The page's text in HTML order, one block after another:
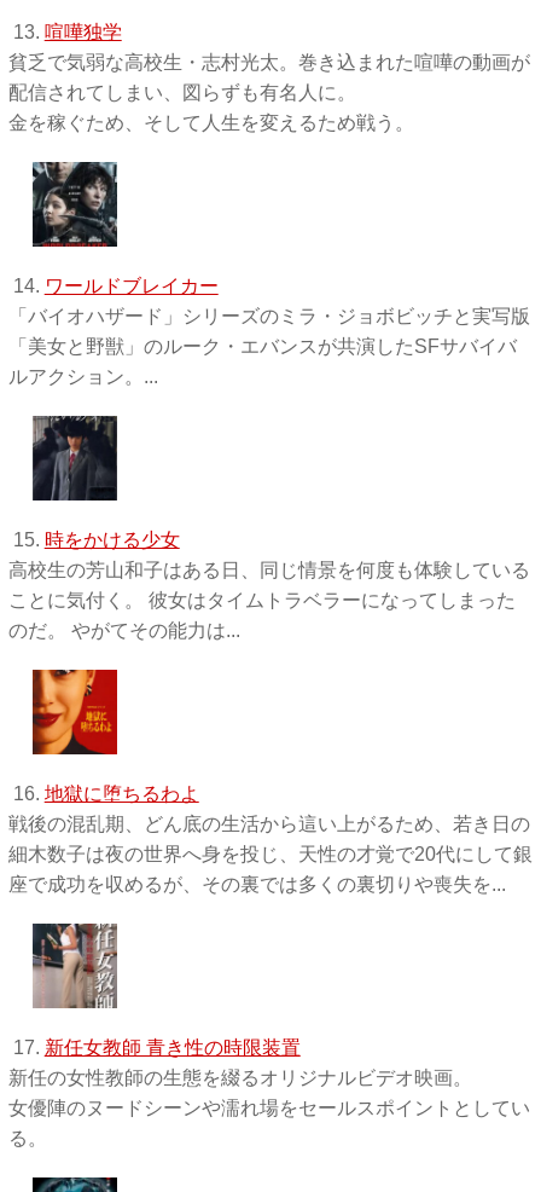
13. 喧嘩独学
貧乏で気弱な高校生・志村光太。巻き込まれた喧嘩の動画が
配信されてしまい、図らずも有名人に。
金を稼ぐため、そして人生を変えるため戦う。
14. ワールドブレイカー
「バイオハザード」シリーズのミラ・ジョボビッチと実写版
「美女と野獣」のルーク・エバンスが共演したSFサバイバ
ルアクション。...
15. 時をかける少女
高校生の芳山和子はある日、同じ情景を何度も体験している
ことに気付く。 彼女はタイムトラベラーになってしまった
のだ。 やがてその能力は...
16. 地獄に堕ちるわよ
戦後の混乱期、どん底の生活から這い上がるため、若き日の
細木数子は夜の世界へ身を投じ、天性の才覚で20代にして銀
座で成功を収めるが、その裏では多くの裏切りや喪失を...
17. 新任女教師 青き性の時限装置
新任の女性教師の生態を綴るオリジナルビデオ映画。
女優陣のヌードシーンや濡れ場をセールスポイントとしてい
る。